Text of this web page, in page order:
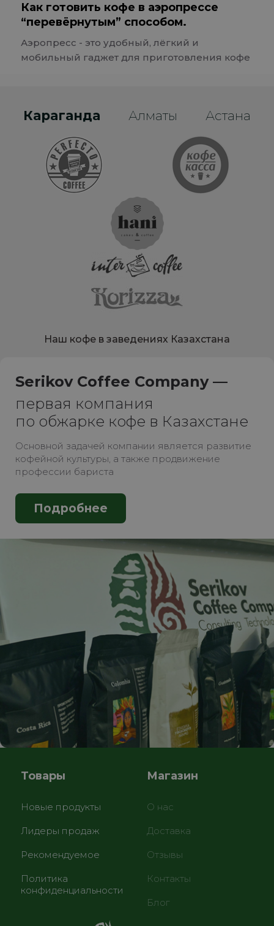
Как готовить кофе в аэропрессе
“перевёрнутым” способом.
Аэропресс - это удобный, лёгкий и
мобильный гаджет для приготовления кофе
Караганда Алматы Астана
Наш кофе в заведениях Казахстана
Serikov Coffee Company —
первая компания
по обжарке кофе в Казахстане
Основной задачей компании является развитие
кофейной культуры, а также продвижение
профессии бариста
Подробнее
Товары
Новые продукты
Лидеры продаж
Рекомендуемое
Политика
конфиденциальности
Магазин
О нас
Доставка
Отзывы
Контакты
Блог